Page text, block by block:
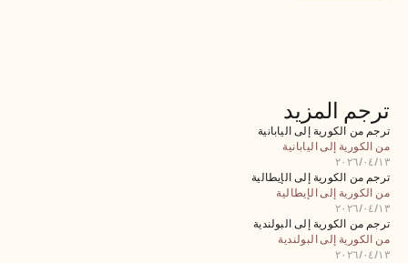
ترجم المزيد
ترجم من الكورية إلى اليابانية
من الكورية إلى اليابانية
١٣‏/٠٤‏/٢٠٢٦
ترجم من الكورية إلى الإيطالية
من الكورية إلى الإيطالية
١٣‏/٠٤‏/٢٠٢٦
ترجم من الكورية إلى البولندية
من الكورية إلى البولندية
١٣‏/٠٤‏/٢٠٢٦